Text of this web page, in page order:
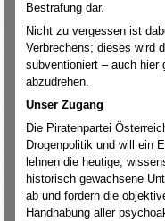
Bestrafung dar.
Nicht zu vergessen ist
Verbrechens; dieses wird
subventioniert – auch hier
abzudrehen.
Unser Zugang
Die Piratenpartei
Drogenpolitik und will ein
lehnen die heutige,
historisch gewachsene
ab und fordern die
Handhabung aller